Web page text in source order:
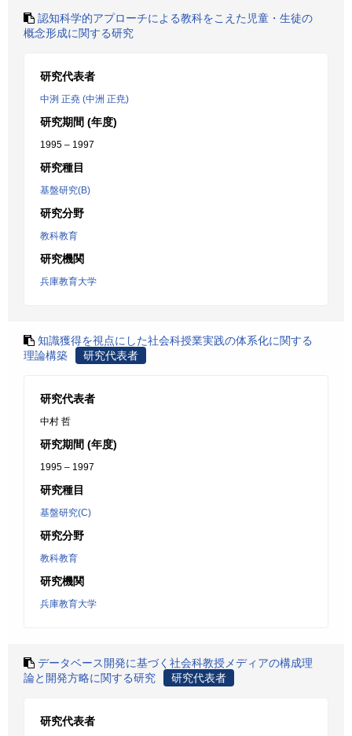
認知科学的アプローチによる教科をこえた児童・生徒の
概念形成に関する研究
研究代表者
中洌 正堯 (中洲 正尭)
研究期間 (年度)
1995 – 1997
研究種目
基盤研究(B)
研究分野
教科教育
研究機関
兵庫教育大学
知識獲得を視点にした社会科授業実践の体系化に関する
理論構築
研究代表者
研究代表者
中村 哲
研究期間 (年度)
1995 – 1997
研究種目
基盤研究(C)
研究分野
教科教育
研究機関
兵庫教育大学
データベース開発に基づく社会科教授メディアの構成理
論と開発方略に関する研究
研究代表者
研究代表者